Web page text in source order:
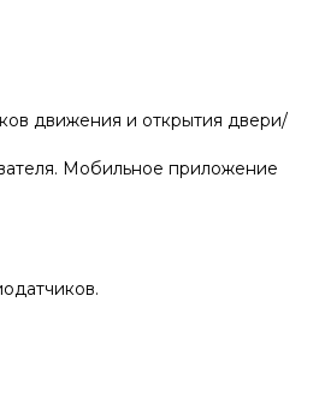
движения и открытия двери/
Мобильное приложение